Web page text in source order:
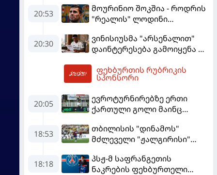
ასპარეზობას იწყებს
20:53
მოურინიო შოკშია - როდრის
"რეალის" ლოდინი
"ბარსელონაში" გადადის
20:30
ვინისიუსმა "არსენალით"
დაინტერესება გამოიყენა და
მომგებიანად გააგრძელა
ფეხბურთის რუბრიკის
სპონსორი
20:05
ევროტურნირებზე ერთი
ქართული გოლი მაინც
18:53
თბილისის "დინამოს"
მძლეველი "ჟალგირისი"
განადგურდა
18:18
პსჟ-მ საფრანგეთის
ნაკრების ფეხბურთელი